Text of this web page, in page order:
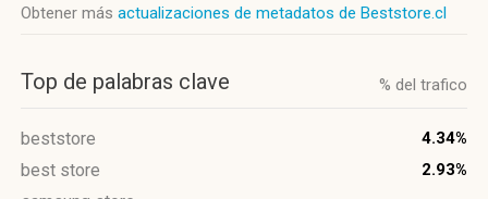
Obtener más actualizaciones de metadatos de Beststore.cl
Top de palabras clave % del trafico
beststore 4.34%
best store 2.93%